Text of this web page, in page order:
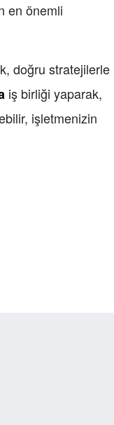
en önemli
doğru stratejilerle
iş birliği yaparak,
işletmenizin